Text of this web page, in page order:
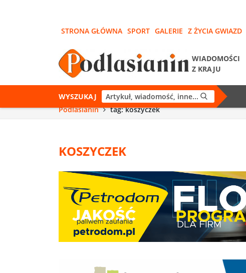
STRONA GŁÓWNA SPORT GALERIE Z ŻYCIA GWIAZD
WIADOMOŚCI
Z KRAJU
WYSZUKAJ
Podlasianin
tag: koszyczek
KOSZYCZEK